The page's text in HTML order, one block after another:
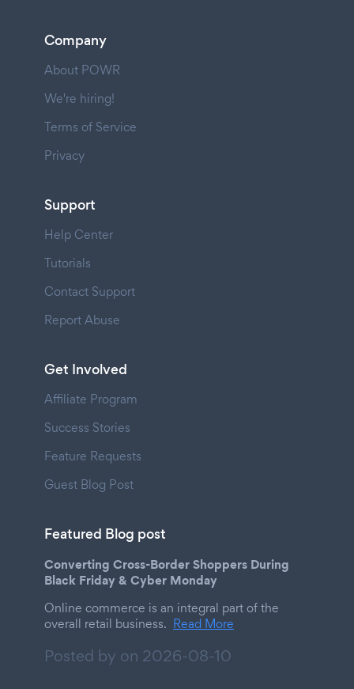
Company
About POWR
We're hiring!
Terms of Service
Privacy
Support
Help Center
Tutorials
Contact Support
Report Abuse
Get Involved
Affiliate Program
Success Stories
Feature Requests
Guest Blog Post
Featured Blog post
Converting Cross-Border Shoppers During
Black Friday & Cyber Monday
Online commerce is an integral part of the
overall retail business. Read More
Posted by on 2026-08-10